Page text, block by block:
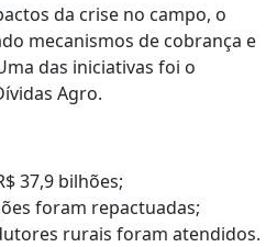
da crise no campo, o
mecanismos de cobrança e
das iniciativas foi o
Agro.
37,9 bilhões;
foram repactuadas;
rurais foram atendidos.